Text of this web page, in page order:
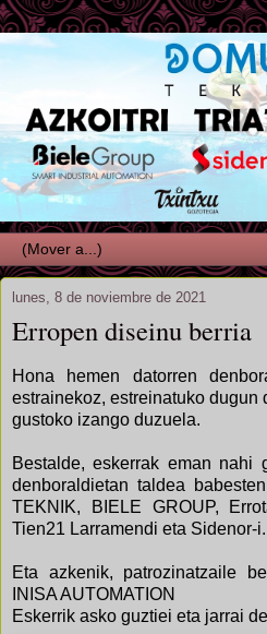
lunes, 8 de noviembre de 2021
Erropen diseinu berria
Hona hemen datorren
estrainekoz, estreinatuko dugun
gustoko izango duzuela.
Bestalde, eskerrak eman nahi
denboraldietan taldea
TEKNIK, BIELE GROUP,
Tien21 Larramendi eta Sidenor-i.
Eta azkenik, patrozinatzaile
INISA AUTOMATION
Eskerrik asko guztiei eta jarrai